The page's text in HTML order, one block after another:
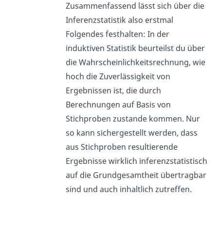
Zusammenfassend lässt sich über die
Inferenzstatistik also erstmal
Folgendes festhalten: In der
induktiven Statistik beurteilst du über
die Wahrscheinlichkeitsrechnung, wie
hoch die Zuverlässigkeit von
Ergebnissen ist, die durch
Berechnungen auf Basis von
Stichproben zustande kommen. Nur
so kann sichergestellt werden, dass
aus Stichproben resultierende
Ergebnisse wirklich inferenzstatistisch
auf die Grundgesamtheit übertragbar
sind und auch inhaltlich zutreffen.